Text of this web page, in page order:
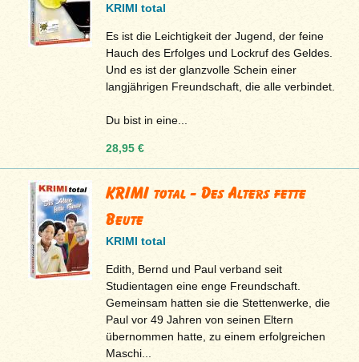
KRIMI total
Es ist die Leichtigkeit der Jugend, der feine
Hauch des Erfolges und Lockruf des Geldes.
Und es ist der glanzvolle Schein einer
langjährigen Freundschaft, die alle verbindet.
Du bist in eine...
28,95 €
KRIMI total - Des Alters fette
Beute
KRIMI total
Edith, Bernd und Paul verband seit
Studientagen eine enge Freundschaft.
Gemeinsam hatten sie die Stettenwerke, die
Paul vor 49 Jahren von seinen Eltern
übernommen hatte, zu einem erfolgreichen
Maschi...